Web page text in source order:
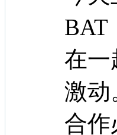
BAT
在一
激动
合作